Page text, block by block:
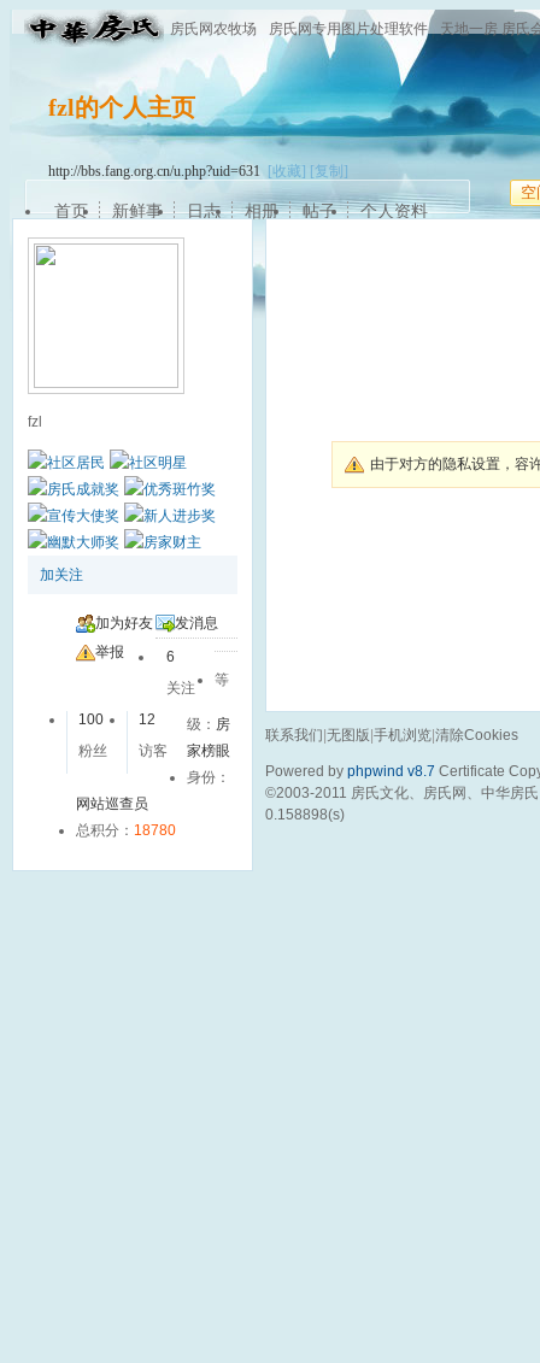
房氏网农牧场 房氏网专用图片处理软件 天地一房 房氏
fzl的个人主页
http://bbs.fang.org.cn/u.php?uid=631 [收藏] [复制]
空
首页 新鲜事 日志 相册 帖子 个人资料
fzl
加关注
加为好友
发消息
举报
6
关注
100
粉丝
12
访客
等
级： 房
家榜眼
身份：
网站巡查员
总积分： 18780
由于对方的隐私设置，容
联系我们 无图版 手机浏览 清除Cookies
Powered by phpwind v8.7 Certificate
©2003-2011 房氏文化、房氏网、中华房
0.158898(s)